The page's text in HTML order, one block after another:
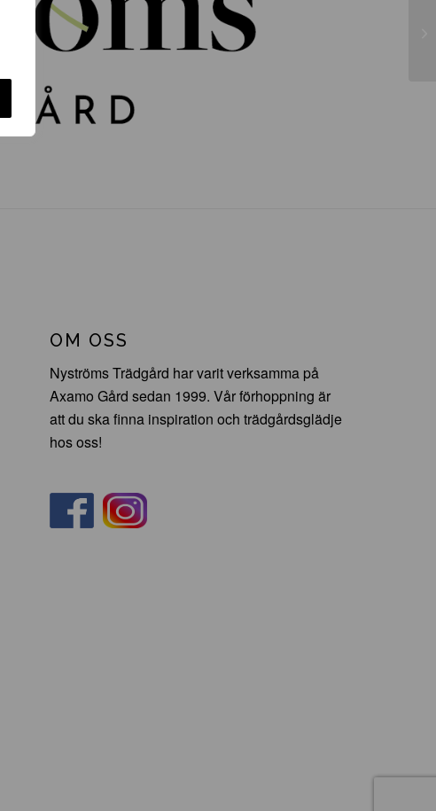
OM OSS
Nyströms Trädgård har varit verksamma på
Axamo Gård sedan 1999. Vår förhoppning är
att du ska finna inspiration och trädgårdsglädje
hos oss!